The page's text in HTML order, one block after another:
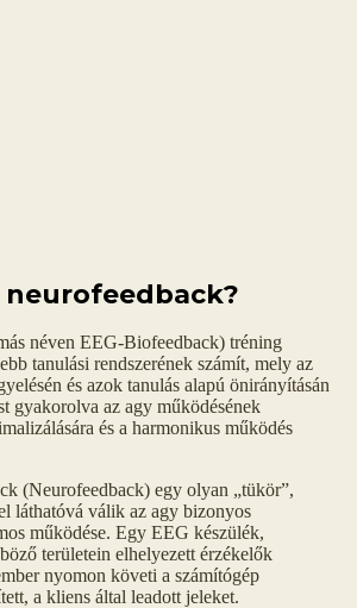
neurofeedback?
néven EEG-Biofeedback) tréning
tanulási rendszerének számít, mely az
és azok tanulás alapú önirányításán
gyakorolva az agy működésének
és a harmonikus működés
(Neurofeedback) egy olyan „tükör”,
láthatóvá válik az agy bizonyos
működése. Egy EEG készülék,
területein elhelyezett érzékelők
nyomon követi a számítógép
a kliens által leadott jeleket.